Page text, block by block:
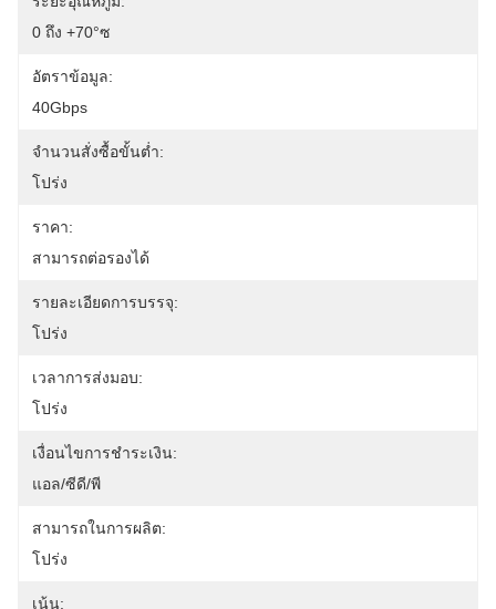
0 ถึง +70°ซ
อัตราข้อมูล:
40Gbps
จำนวนสั่งซื้อขั้นต่ำ:
โปร่ง
ราคา:
สามารถต่อรองได้
รายละเอียดการบรรจุ:
โปร่ง
เวลาการส่งมอบ:
โปร่ง
เงื่อนไขการชำระเงิน:
แอล/ซีดี/พี
สามารถในการผลิต:
โปร่ง
เน้น: